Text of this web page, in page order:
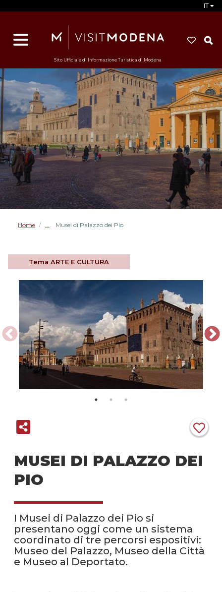
IT
Sito Ufficiale di Informazione Turistica di Modena
Home / Musei di Palazzo dei Pio
Tema ARTE E CULTURA
MUSEI DI PALAZZO DEI
PIO
I Musei di Palazzo dei Pio si
presentano oggi come un sistema
coordinato di tre percorsi espositivi:
Museo del Palazzo, Museo della Città
e Museo al Deportato.